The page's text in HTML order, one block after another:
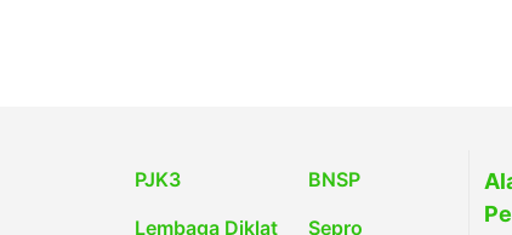
PJK3
Lembaga Diklat
BNSP
Sepro